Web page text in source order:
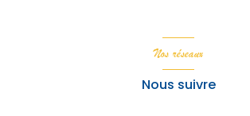
Nos réseaux
Nous suivre